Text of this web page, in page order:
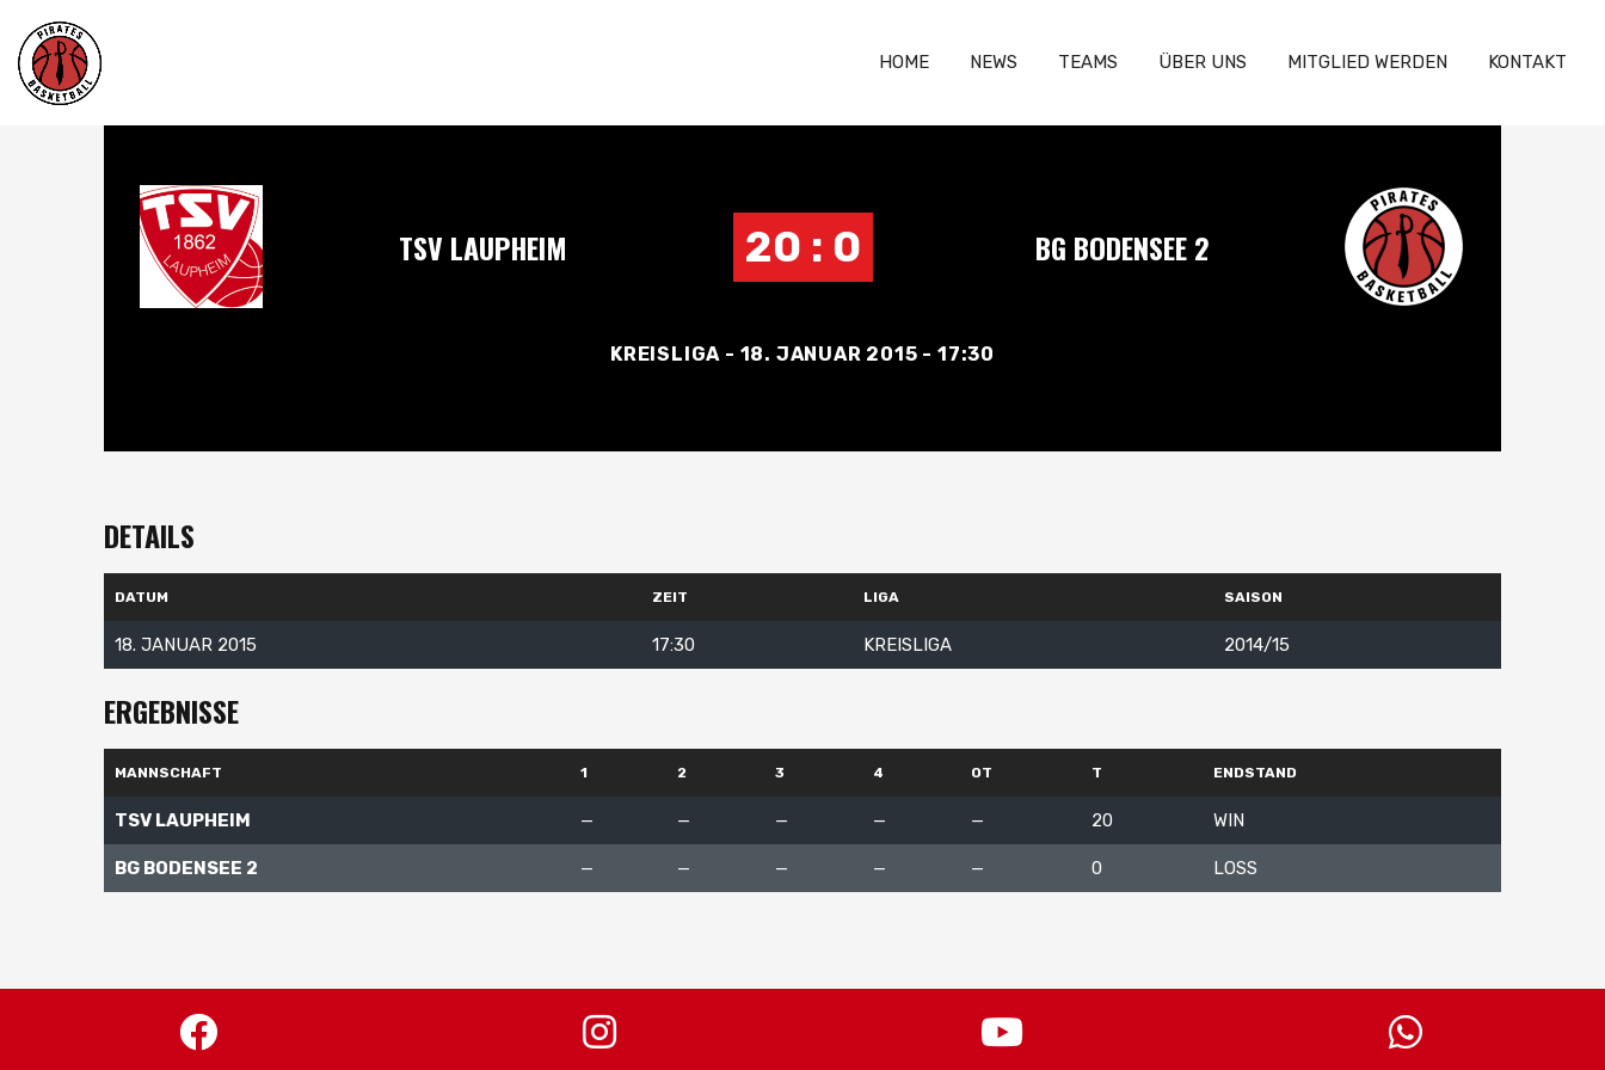
HOME NEWS TEAMS ÜBER UNS MITGLIED WERDEN KONTAKT
TSV LAUPHEIM 20 : 0 BG BODENSEE 2
KREISLIGA - 18. JANUAR 2015 - 17:30
DETAILS
DATUM ZEIT LIGA SAISON
18. JANUAR 2015 17:30 KREISLIGA 2014/15
ERGEBNISSE
MANNSCHAFT 1 2 3 4 OT T ENDSTAND
TSV LAUPHEIM — — — — — 20 WIN
BG BODENSEE 2 — — — — — 0 LOSS